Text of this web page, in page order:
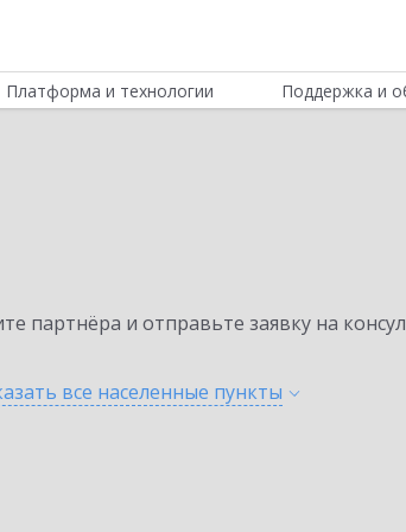
Платформа и технологии Поддержка и
партнёра и отправьте заявку на
все населенные пункты